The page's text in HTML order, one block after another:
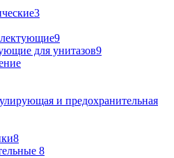
3
9
для унитазов9
и предохранительная
8
8